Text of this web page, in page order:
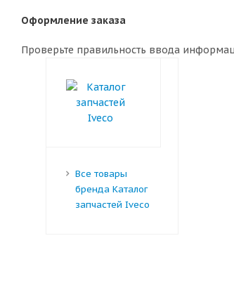
Оформление заказа
Проверьте правильность ввода
Все товары
бренда Каталог
запчастей Iveco